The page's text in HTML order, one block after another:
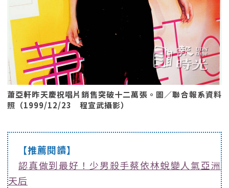
蕭亞軒昨天慶祝唱片銷售突破十二萬張。圖／聯合報系資料
照（1999/12/23 程宣武攝影）
【推薦閱讀】
認真做到最好！少男殺手蔡依林蛻變人氣亞洲
天后